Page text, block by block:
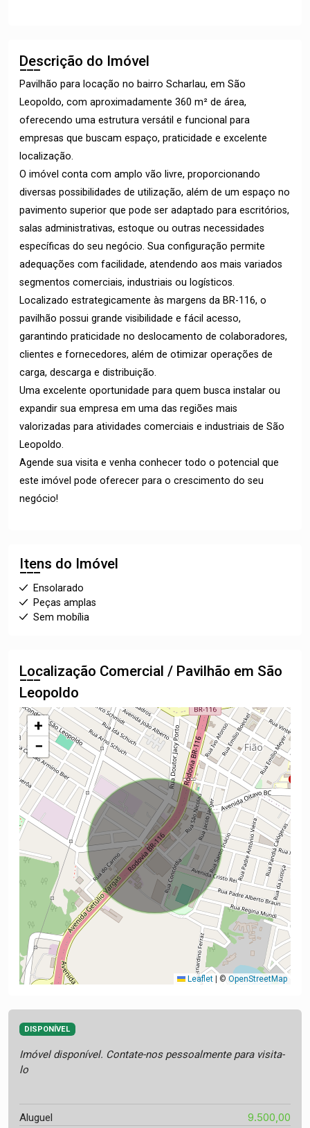
Descrição do Imóvel
Pavilhão para locação no bairro Scharlau, em São
Leopoldo, com aproximadamente 360 m² de área,
oferecendo uma estrutura versátil e funcional para
empresas que buscam espaço, praticidade e excelente
localização.
O imóvel conta com amplo vão livre, proporcionando
diversas possibilidades de utilização, além de um espaço no
pavimento superior que pode ser adaptado para escritórios,
salas administrativas, estoque ou outras necessidades
específicas do seu negócio. Sua configuração permite
adequações com facilidade, atendendo aos mais variados
segmentos comerciais, industriais ou logísticos.
Localizado estrategicamente às margens da BR-116, o
pavilhão possui grande visibilidade e fácil acesso,
garantindo praticidade no deslocamento de colaboradores,
clientes e fornecedores, além de otimizar operações de
carga, descarga e distribuição.
Uma excelente oportunidade para quem busca instalar ou
expandir sua empresa em uma das regiões mais
valorizadas para atividades comerciais e industriais de São
Leopoldo.
Agende sua visita e venha conhecer todo o potencial que
este imóvel pode oferecer para o crescimento do seu
negócio!
Itens do Imóvel
Ensolarado
Peças amplas
Sem mobília
Localização Comercial / Pavilhão em São
Leopoldo
+
−
Leaflet | ©OpenStreetMap
DISPONÍVEL
Imóvel disponível. Contate-nos pessoalmente para visita-
lo
Aluguel 9.500,00